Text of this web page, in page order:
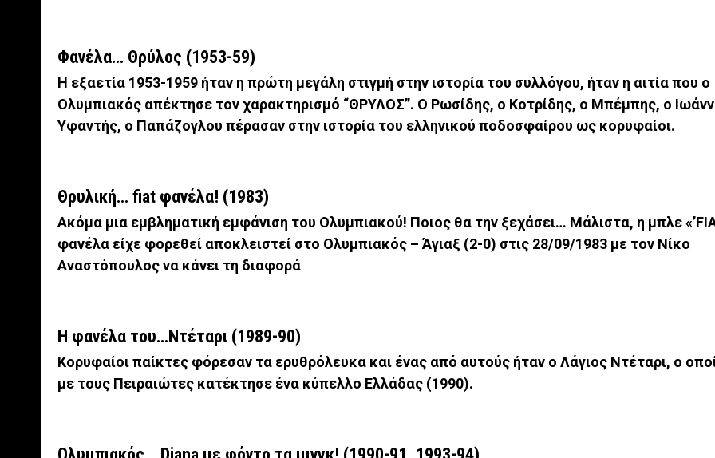
Φανέλα… Θρύλος (1953-59)
Η εξαετία 1953-1959 ήταν η πρώτη μεγάλη στιγμή στην ιστορία του συλλόγου, ήταν η αιτία που ο
Ολυμπιακός απέκτησε τον χαρακτηρισμό “ΘΡΥΛΟΣ”. Ο Ρωσίδης, ο Κοτρίδης, ο Μπέμπης, ο
Υφαντής, ο Παπάζογλου πέρασαν στην ιστορία του ελληνικού ποδοσφαίρου ως κορυφαίοι.
Θρυλική… fiat φανέλα! (1983)
Ακόμα μια εμβληματική εμφάνιση του Ολυμπιακού! Ποιος θα την ξεχάσει… Μάλιστα, η μπλε
φανέλα είχε φορεθεί αποκλειστεί στο Ολυμπιακός – Άγιαξ (2-0) στις 28/09/1983 με τον Νίκο
Αναστόπουλος να κάνει τη διαφορά
Η φανέλα του…Ντέταρι (1989-90)
Κορυφαίοι παίκτες φόρεσαν τα ερυθρόλευκα και ένας από αυτούς ήταν ο Λάγιος Ντέταρι, ο
με τους Πειραιώτες κατέκτησε ένα κύπελλο Ελλάδας (1990).